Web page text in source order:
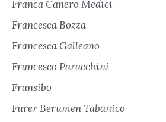
Franca Canero Medici
Francesca Bozza
Francesca Galleano
Francesco Paracchini
Fransibo
Furer Berumen Tabanico